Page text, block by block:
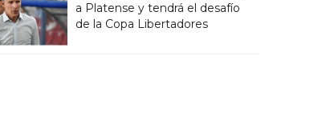
a Platense y tendrá el desafío
de la Copa Libertadores